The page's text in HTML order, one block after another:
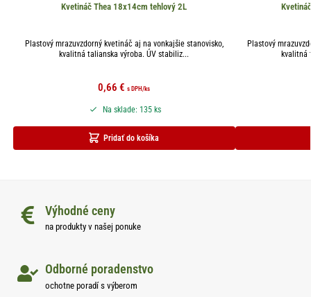
Kvetináč Thea 18x14cm tehlový 2L
Plastový mrazuvzdorný kvetináč aj na vonkajšie stanovisko,
kvalitná talianska výroba. ÚV stabiliz...
0,66€ s DPH/ks
Pridať do košíka
Na sklade: 135 ks
Plastový
kvalitná
Výhodné ceny
na produkty v našej ponuke
Odborné poradenstvo
ochotne poradí s výberom